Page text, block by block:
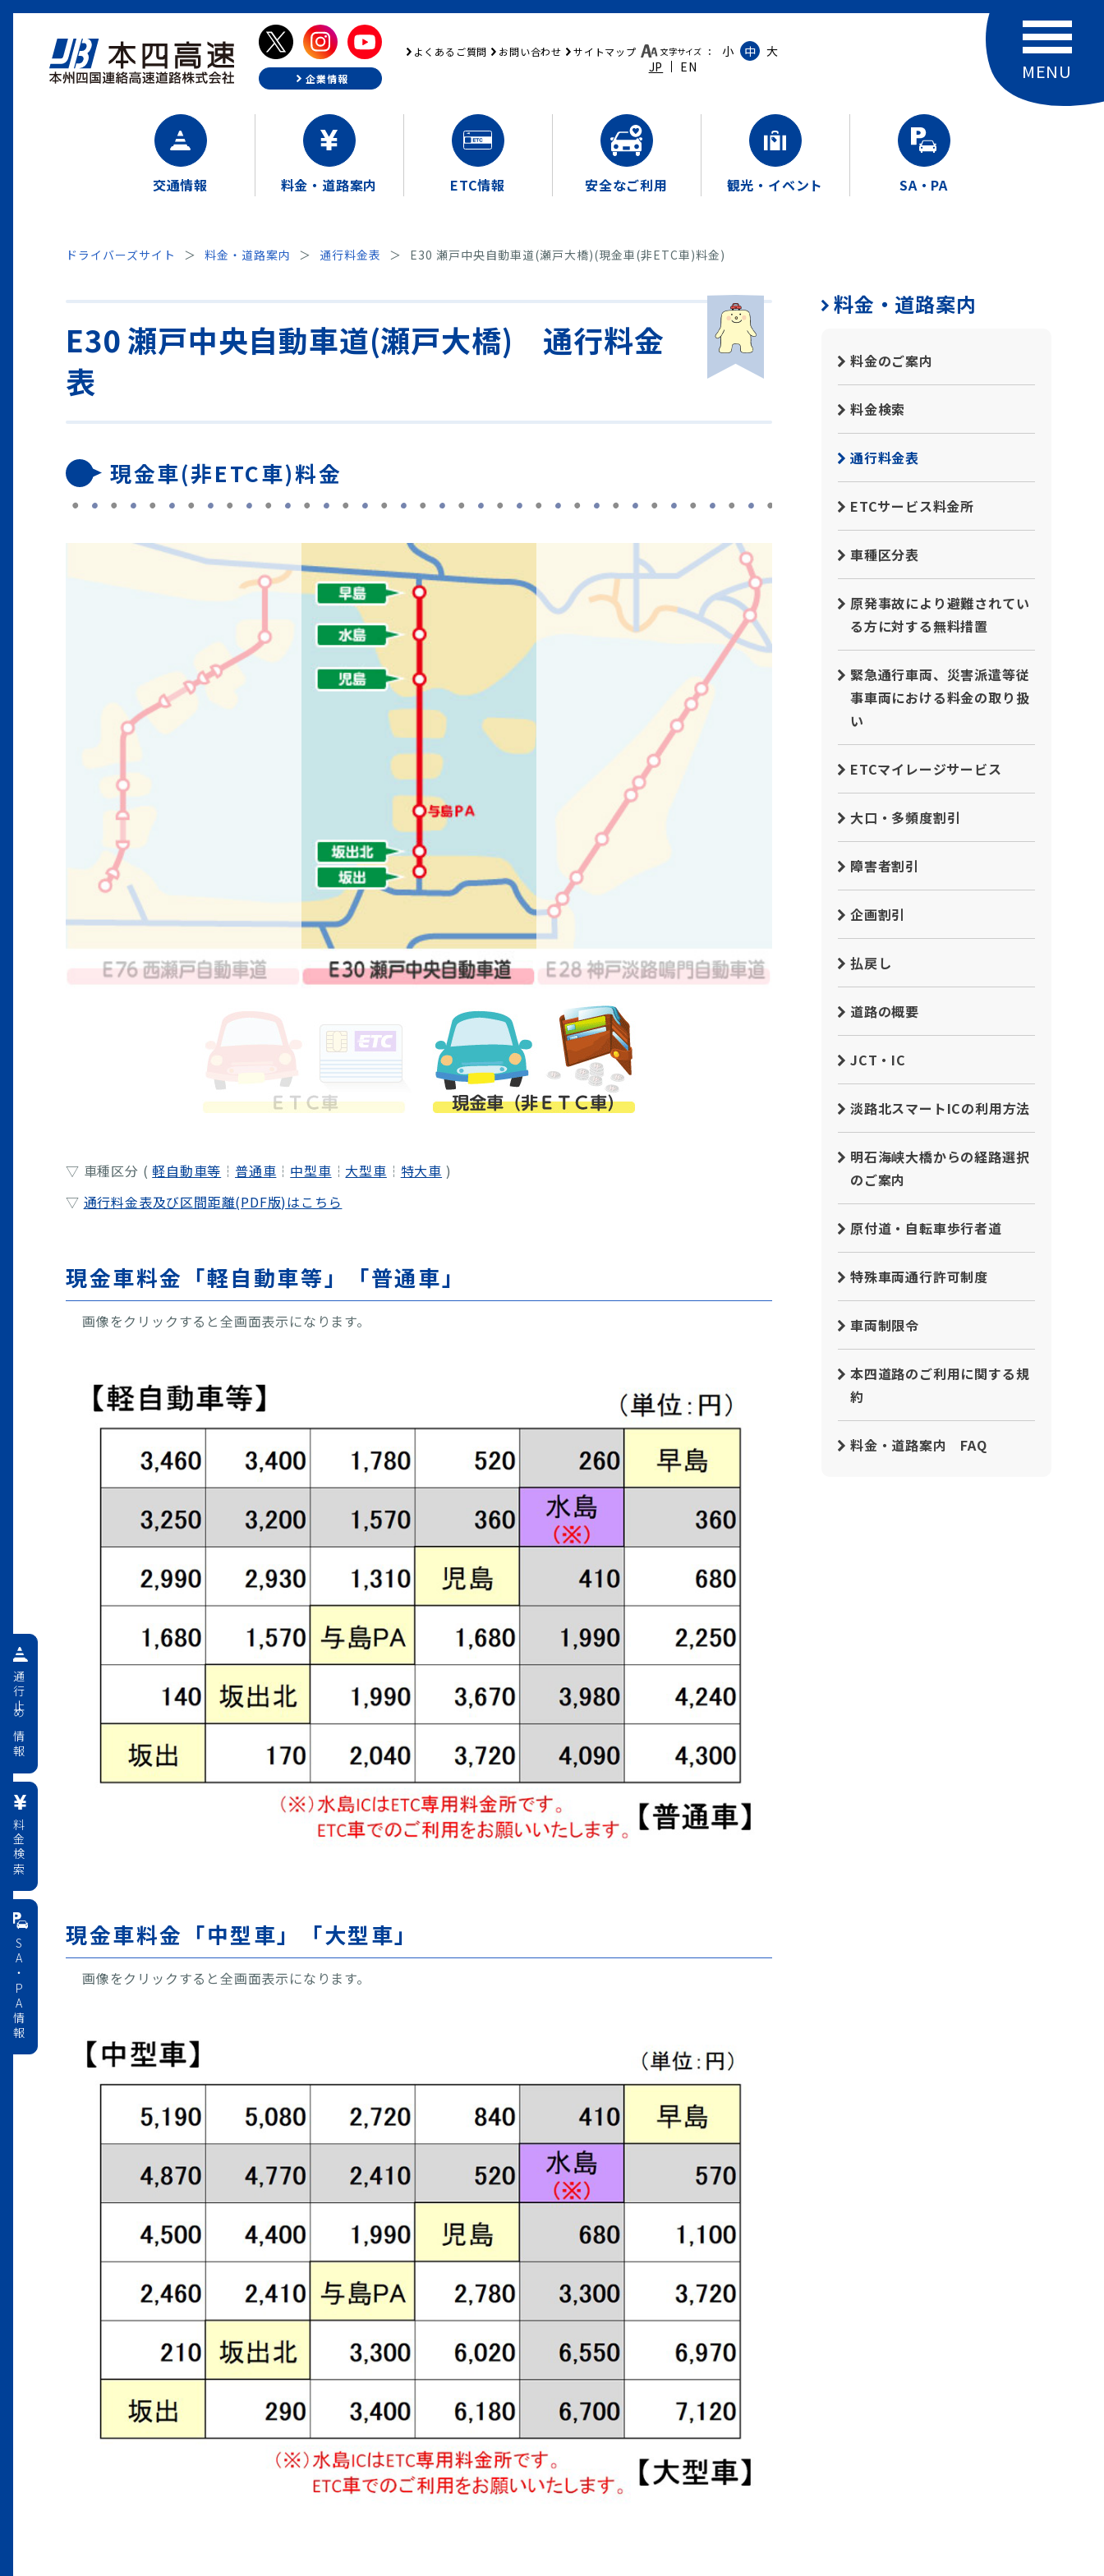
企業情報
よくあるご質問 お問い合わせ サイトマップ 文字サイズ ： 小 中
大
JP
EN
交通情報 料金・道路案内 ETC情報 安全なご利用 観光・イベント SA・PA
ドライバーズサイト 料金・道路案内 通行料金表 E30 瀬戸中央自動車道(瀬戸大橋)(現金車(非ETC車)料金)
E30 瀬戸中央自動車道(瀬戸大橋) 通行料金
表
現金車(非ETC車)料金
▽ 車種区分 ( 軽自動車等 ┆ 普通車 ┆ 中型車 ┆ 大型車 ┆ 特大車 )
▽ 通行料金表及び区間距離(PDF版)はこちら
現金車料金「軽自動車等」「普通車」
画像をクリックすると全画面表示になります。
現金車料金「中型車」「大型車」
画像をクリックすると全画面表示になります。
料金・道路案内
料金のご案内
料金検索
通行料金表
ETCサービス料金所
車種区分表
原発事故により避難されてい
る方に対する無料措置
緊急通行車両、災害派遣等従
事車両における料金の取り扱
い
ETCマイレージサービス
大口・多頻度割引
障害者割引
企画割引
払戻し
道路の概要
JCT・IC
淡路北スマートICの利用方法
明石海峡大橋からの経路選択
のご案内
原付道・自転車歩行者道
特殊車両通行許可制度
車両制限令
本四道路のご利用に関する規
約
料金・道路案内 FAQ
通行止め情報
料金検索
SA・PA情報